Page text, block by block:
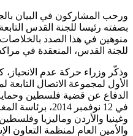
ورحب المشاركون في البيان
بصفته رئيسا للجنة القدس
منوهين في هذا الصدد
للجنة القدس، المنعقدة في مراكش يومي 17
وذكّر وزراء حركة عدم الانحياز،
الأول لمجموعة الاتصال
الدفاع عن قضية فلسطين
في 12 نوفمبر
وغينيا والأردن وماليزيا
والأمين العام لمنظمة التعاون